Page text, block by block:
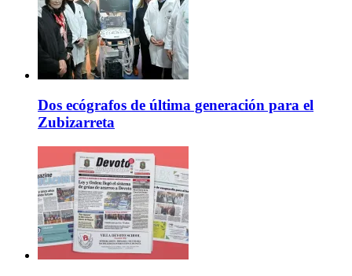
Dos ecógrafos de última generación para el
Zubizarreta